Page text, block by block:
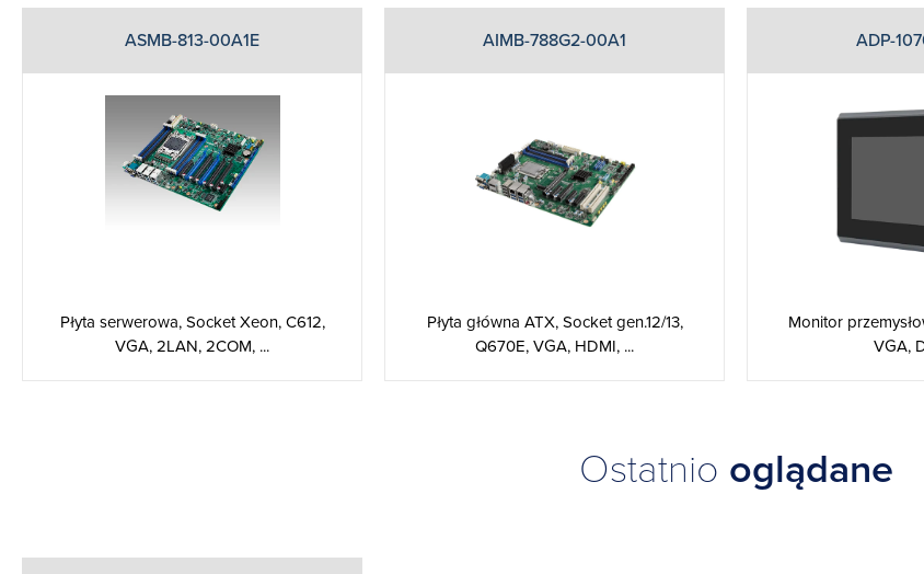
ASMB-813-00A1E
Płyta serwerowa, Socket Xeon, C612,
VGA, 2LAN, 2COM, ...
AIMB-788G2-00A1
Płyta główna ATX, Socket gen.12/13,
Q670E, VGA, HDMI, ...
ADP-
Monitor
VGA,
Ostatnio oglądane